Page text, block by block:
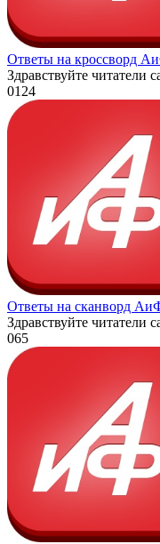
Ответы на кроссворд
Здравствуйте читатели
0124
Ответы на сканворд
Здравствуйте читатели
065